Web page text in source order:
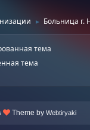
► Больница г.
тема
тема
Theme byWebtiryaki